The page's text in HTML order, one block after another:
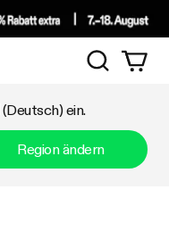
Suchen
(Deutsch) ein.
Region ändern